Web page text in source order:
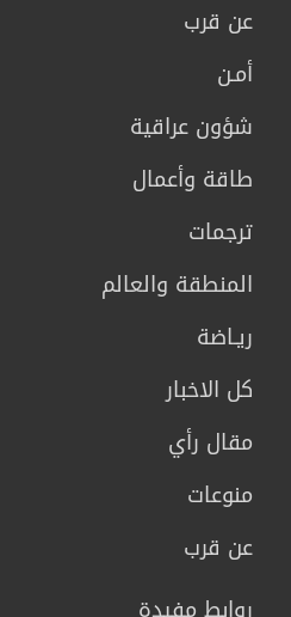
عن قرب
أمـن
شؤون عراقية
طاقة وأعمال
ترجمات
المنطقة والعالم
ريـاضة
كل الاخبار
مقال رأي
منوعات
عن قرب